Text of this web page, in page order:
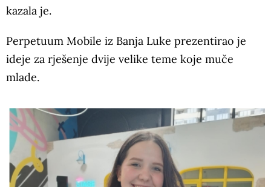
kazala je.
Perpetuum Mobile iz Banja Luke prezentirao je
ideje za rješenje dvije velike teme koje muče
mlade.